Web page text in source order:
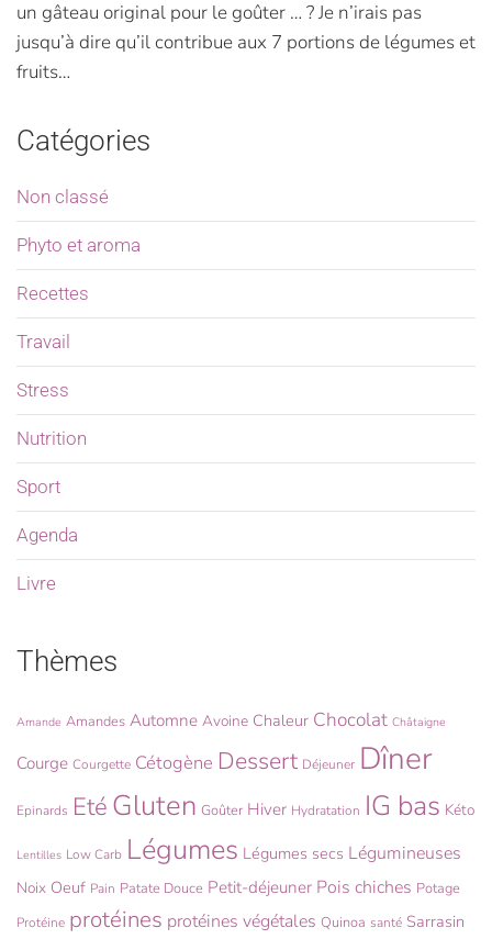
un gâteau original pour le goûter … ? Je n’irais pas
jusqu’à dire qu’il contribue aux 7 portions de légumes et
fruits…
Catégories
Non classé
Phyto et aroma
Recettes
Travail
Stress
Nutrition
Sport
Agenda
Livre
Thèmes
Amande Amandes Automne Avoine Chaleur Chocolat Châtaigne
Courge Courgette Cétogène Dessert Déjeuner Dîner
Epinards Eté Gluten Goûter Hiver Hydratation IG bas Kéto
Lentilles Low Carb Légumes Légumes secs Légumineuses
Noix Oeuf Pain Patate Douce Petit-déjeuner Pois chiches Potage
Protéine protéines protéines végétales Quinoa santé Sarrasin